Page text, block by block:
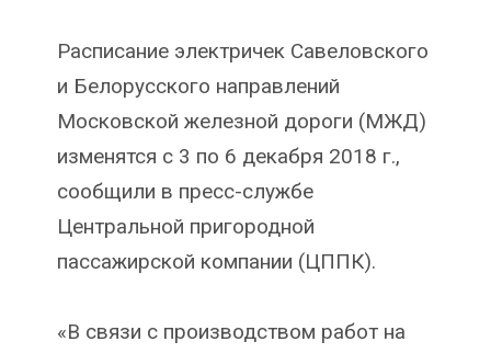
Расписание электричек Савеловского
и Белорусского направлений
Московской железной дороги (МЖД)
изменятся с 3 по 6 декабря 2018 г.,
сообщили в пресс-службе
Центральной пригородной
пассажирской компании (ЦППК).
«В связи с производством работ на